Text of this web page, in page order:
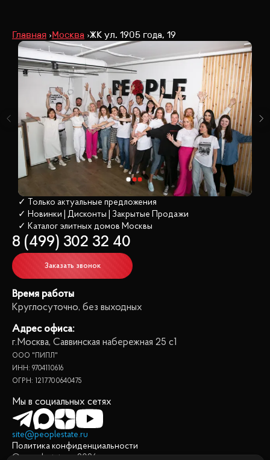
Главная Москва ЖК ул. 1905 года, 19
✓ Только актуальные предложения
✓ Новинки | Дисконты | Закрытые Продажи
✓ Каталог элитных домов Москвы
8 (499) 302 32 40
Заказать звонок
Время работы
Круглосуточно, без выходных
Адрес офиса:
г.Москва, Саввинская набережная 25 с1
ООО "ПИПЛ"
ИНН: 9704110616
ОГРН: 1217700640475
Мы в социальных сетях
site@peoplestate.ru
Политика конфиденциальности
© peoplestate.ru 2026